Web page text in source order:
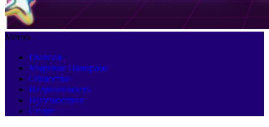
Меню
Главная
Мировая Панорама
Общество
Недвижимость
Путешествия
Спорт